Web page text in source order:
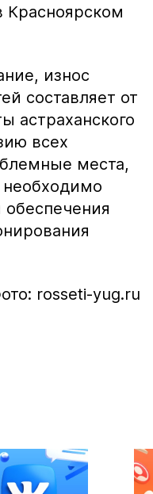
Красноярском
износ
составляет от
астраханского
всех
места,
rosseti-yug.ru